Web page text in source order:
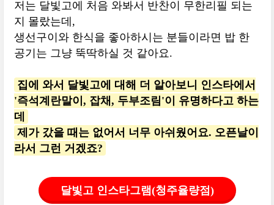
저는 달빛고에 처음 와봐서 반찬이 무한리필 되는
지 몰랐는데,
생선구이와 한식을 좋아하시는 분들이라면 밥 한
공기는 그냥 뚝딱하실 것 같아요.
집에 와서 달빛고에 대해 더 알아보니 인스타에서
'즉석계란말이, 잡채, 두부조림'이 유명하다고 하는
데
제가 갔을 때는 없어서 너무 아쉬웠어요. 오픈날이
라서 그런 거겠죠?
달빛고 인스타그램(청주율량점)